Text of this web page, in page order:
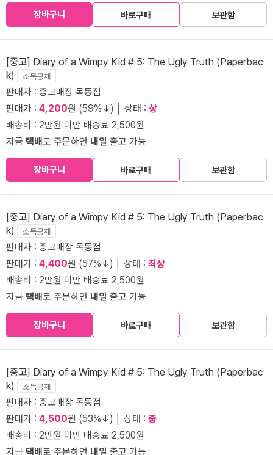
장바구니 바로구매 보관함
[중고] Diary of a Wimpy Kid # 5: The Ugly Truth (Paperbac
k)
소득공제
판매자 : 중고매장 목동점
판매가 : 4,200원 (59%↓) │ 상태 : 상
배송비 : 2만원 미만 배송료 2,500원
지금 택배로 주문하면 내일 출고 가능
장바구니 바로구매 보관함
[중고] Diary of a Wimpy Kid # 5: The Ugly Truth (Paperbac
k)
소득공제
판매자 : 중고매장 목동점
판매가 : 4,400원 (57%↓) │ 상태 : 최상
배송비 : 2만원 미만 배송료 2,500원
지금 택배로 주문하면 내일 출고 가능
장바구니 바로구매 보관함
[중고] Diary of a Wimpy Kid # 5: The Ugly Truth (Paperbac
k)
소득공제
판매자 : 중고매장 목동점
판매가 : 4,500원 (53%↓) │ 상태 : 중
배송비 : 2만원 미만 배송료 2,500원
지금 택배로 주문하면 내일 출고 가능